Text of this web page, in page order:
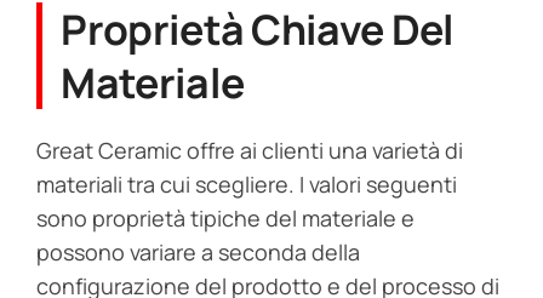
Proprietà Chiave Del
Materiale
Great Ceramic offre ai clienti una varietà di
materiali tra cui scegliere. I valori seguenti
sono proprietà tipiche del materiale e
possono variare a seconda della
configurazione del prodotto e del processo di